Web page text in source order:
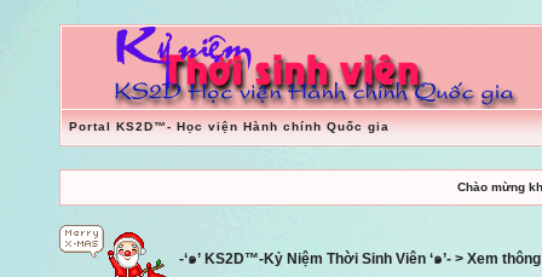
Portal KS2D™- Học viện Hành chính Quốc gia
Chào mừng
-‘๑’ KS2D™-Kỷ Niệm Thời Sinh Viên ‘๑’- > Xem